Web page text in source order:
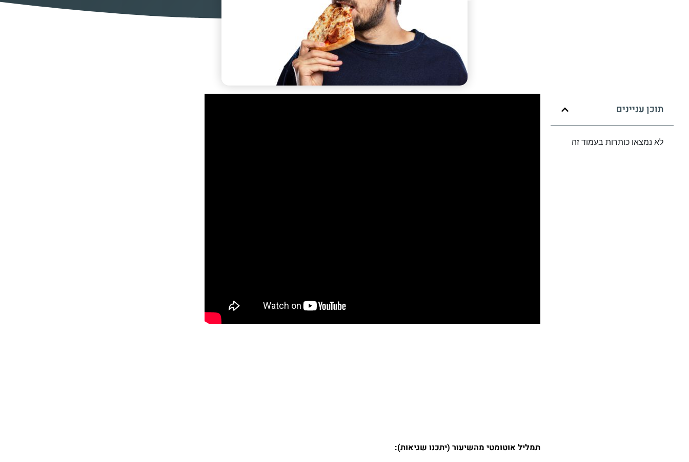
תוכן עניינים
לא נמצאו כותרות בעמוד זה
תמליל אוטומטי מהשיעור (יתכנו שגיאות):